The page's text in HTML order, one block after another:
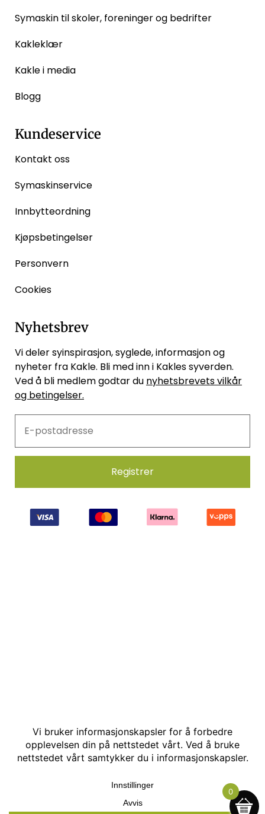
Symaskin til skoler, foreninger og bedrifter
Kakleklær
Kakle i media
Blogg
Kundeservice
Kontakt oss
Symaskinservice
Innbytteordning
Kjøpsbetingelser
Personvern
Cookies
Nyhetsbrev
Vi deler syinspirasjon, syglede, informasjon og
nyheter fra Kakle. Bli med inn i Kakles syverden.
Ved å bli medlem godtar du nyhetsbrevets vilkår
og betingelser.
Hjemmesidehelten
0